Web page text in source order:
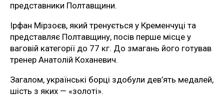
представники Полтавщини.
Ірфан Мірзоєв, який тренується у Кременчуці та
представляє Полтавщину, посів перше місце у
ваговій категорії до 77 кг. До змагань його готував
тренер Анатолій Коханевич.
Загалом, українські борці здобули дев’ять медалей,
шість з яких — «золоті».